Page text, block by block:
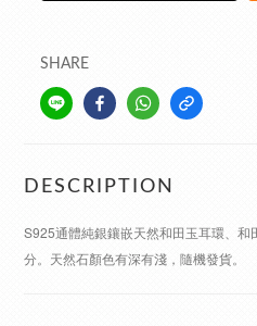
SHARE
DESCRIPTION
S925通體純銀鑲嵌天然和田玉耳環、
分。天然石顏色有深有淺，隨機發貨。